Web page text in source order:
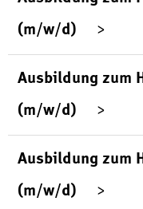
(m/w/d)
Ausbildung zum
(m/w/d)
Ausbildung zum
(m/w/d)